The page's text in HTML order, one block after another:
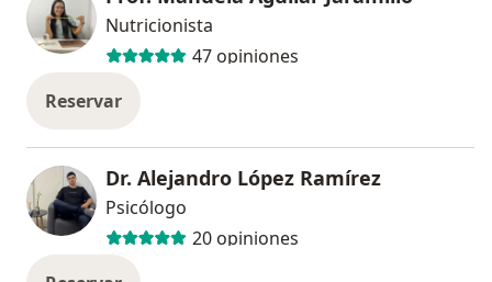
Nutricionista
47 opiniones
Reservar
Dr. Alejandro López Ramírez
Psicólogo
20 opiniones